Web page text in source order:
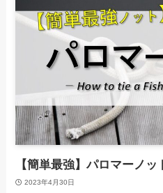
【簡単最強】パロマーノッ
2023年4月30日